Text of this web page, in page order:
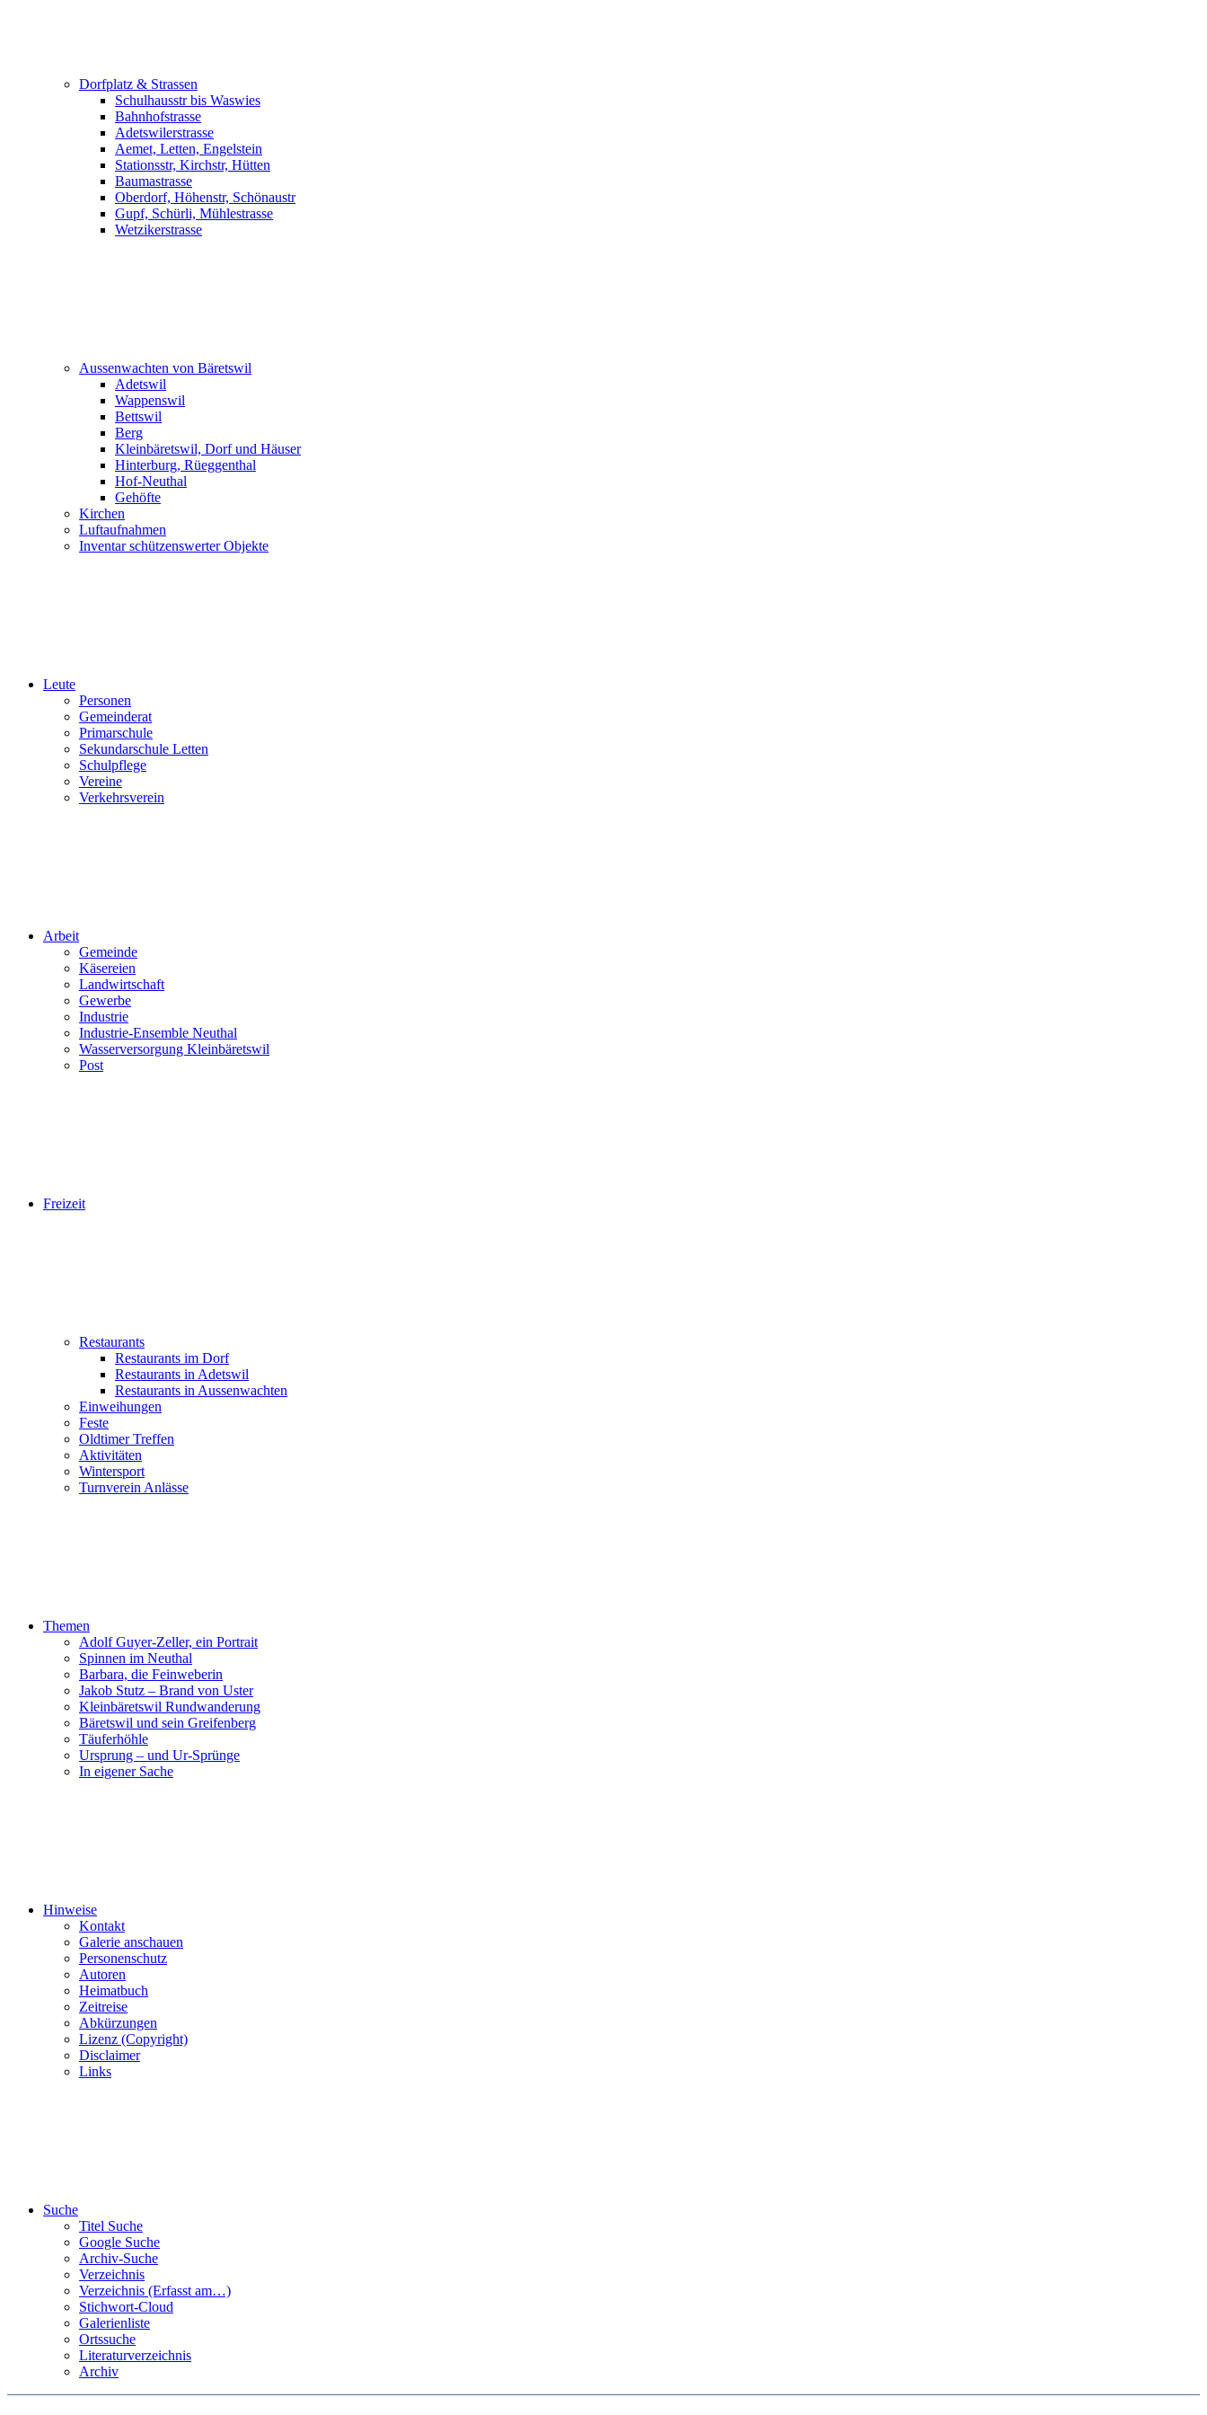
Dorfplatz & Strassen
Schulhausstr bis Waswies
Bahnhofstrasse
Adetswilerstrasse
Aemet, Letten, Engelstein
Stationsstr, Kirchstr, Hütten
Baumastrasse
Oberdorf, Höhenstr, Schönaustr
Gupf, Schürli, Mühlestrasse
Wetzikerstrasse
Aussenwachten von Bäretswil
Adetswil
Wappenswil
Bettswil
Berg
Kleinbäretswil, Dorf und Häuser
Hinterburg, Rüeggenthal
Hof-Neuthal
Gehöfte
Kirchen
Luftaufnahmen
Inventar schützenswerter Objekte
Leute
Personen
Gemeinderat
Primarschule
Sekundarschule Letten
Schulpflege
Vereine
Verkehrsverein
Arbeit
Gemeinde
Käsereien
Landwirtschaft
Gewerbe
Industrie
Industrie-Ensemble Neuthal
Wasserversorgung Kleinbäretswil
Post
Freizeit
Restaurants
Restaurants im Dorf
Restaurants in Adetswil
Restaurants in Aussenwachten
Einweihungen
Feste
Oldtimer Treffen
Aktivitäten
Wintersport
Turnverein Anlässe
Themen
Adolf Guyer-Zeller, ein Portrait
Spinnen im Neuthal
Barbara, die Feinweberin
Jakob Stutz – Brand von Uster
Kleinbäretswil Rundwanderung
Bäretswil und sein Greifenberg
Täuferhöhle
Ursprung – und Ur-Sprünge
In eigener Sache
Hinweise
Kontakt
Galerie anschauen
Personenschutz
Autoren
Heimatbuch
Zeitreise
Abkürzungen
Lizenz (Copyright)
Disclaimer
Links
Suche
Titel Suche
Google Suche
Archiv-Suche
Verzeichnis
Verzeichnis (Erfasst am…)
Stichwort-Cloud
Galerienliste
Ortssuche
Literaturverzeichnis
Archiv